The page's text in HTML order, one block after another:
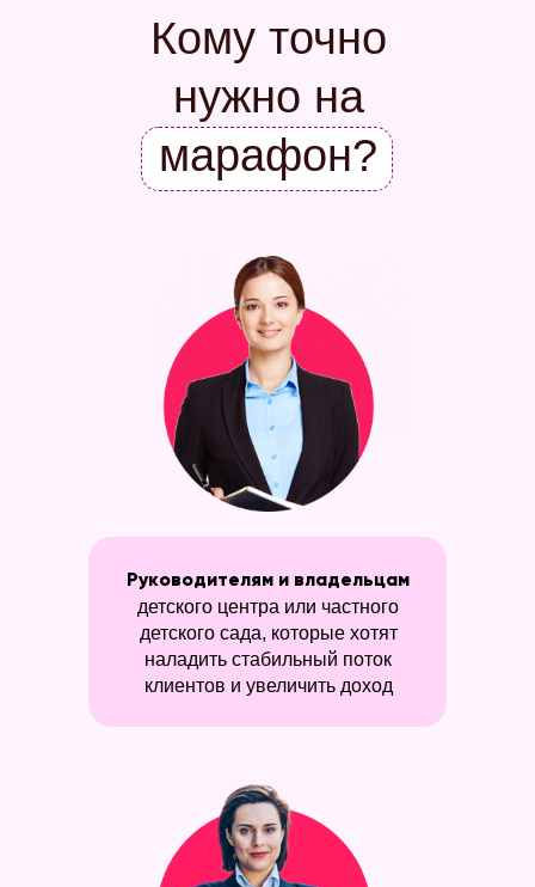
Руководителям и владельцам
детского центра или частного
детского сада, которые хотят
наладить стабильный поток
клиентов и увеличить доход
Кому точно
нужно на
марафон?